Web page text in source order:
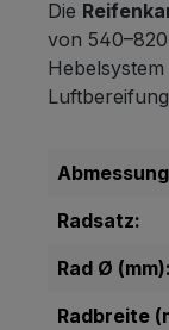
Die
von
Radsatz:
Rad Ø (mm):
Radbreite